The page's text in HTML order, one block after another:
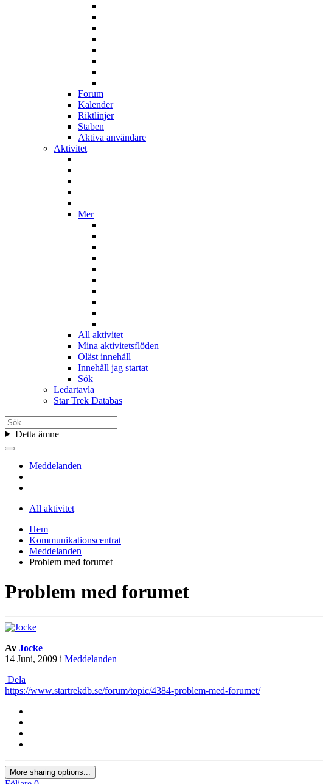
Forum
Kalender
Riktlinjer
Staben
Aktiva användare
Aktivitet
Mer
All aktivitet
Mina aktivitetsflöden
Oläst innehåll
Innehåll jag startat
Sök
Ledartavla
Star Trek Databas
Detta ämne
Meddelanden
All aktivitet
Hem
Kommunikationscentrat
Meddelanden
Problem med forumet
Problem med forumet
Av Jocke
14 Juni, 2009 i Meddelanden
Dela
https://www.startrekdb.se/forum/topic/4384-problem-med-forumet/
More sharing options...